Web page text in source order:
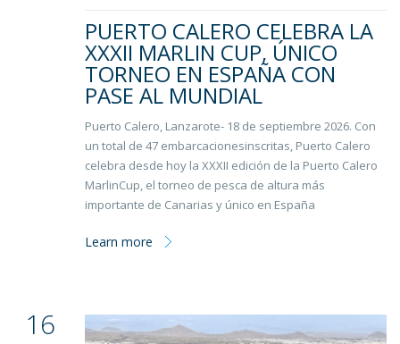
PUERTO CALERO CELEBRA LA
XXXII MARLIN CUP, ÚNICO
TORNEO EN ESPAÑA CON
PASE AL MUNDIAL
Puerto Calero, Lanzarote- 18 de septiembre 2026. Con
un total de 47 embarcacionesinscritas, Puerto Calero
celebra desde hoy la XXXII edición de la Puerto Calero
MarlinCup, el torneo de pesca de altura más
importante de Canarias y único en España
Learn more
16